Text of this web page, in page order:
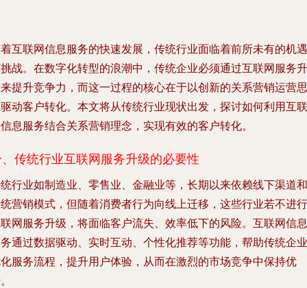
互联网信息服务的快速发展，传统行业面临着前所未有的机遇
战。在数字化转型的浪潮中，传统企业必须通过互联网服务升
提升竞争力，而这一过程的核心在于以创新的关系营销运营思
动客户转化。本文将从传统行业现状出发，探讨如何利用互联
息服务结合关系营销理念，实现有效的客户转化。
传统行业互联网服务升级的必要性
行业如制造业、零售业、金融业等，长期以来依赖线下渠道和
营销模式，但随着消费者行为向线上迁移，这些行业若不进行
网服务升级，将面临客户流失、效率低下的风险。互联网信息
通过数据驱动、实时互动、个性化推荐等功能，帮助传统企业
服务流程，提升用户体验，从而在激烈的市场竞争中保持优